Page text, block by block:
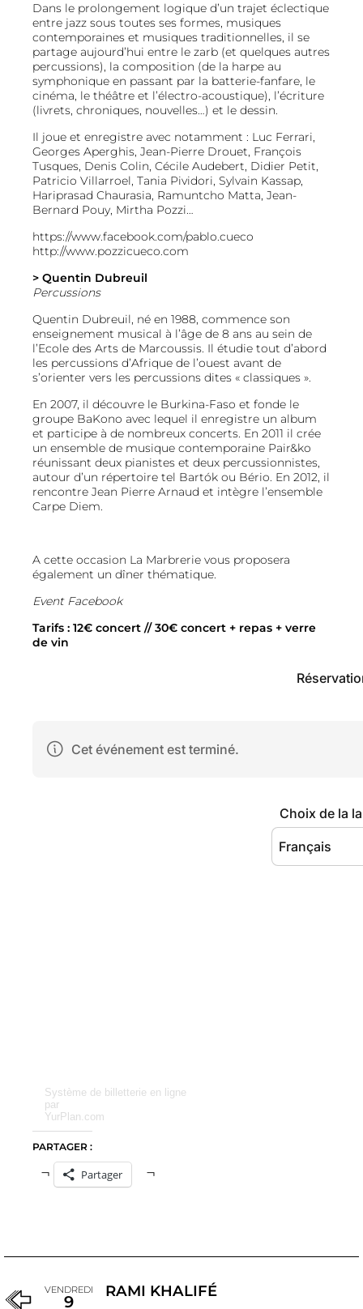
Dans le prolongement logique d’un trajet éclectique
entre jazz sous toutes ses formes, musiques
contemporaines et musiques traditionnelles, il se
partage aujourd’hui entre le zarb (et quelques autres
percussions), la composition (de la harpe au
symphonique en passant par la batterie-fanfare, le
cinéma, le théâtre et l’électro-acoustique), l’écriture
(livrets, chroniques, nouvelles…) et le dessin.
Il joue et enregistre avec notamment : Luc Ferrari,
Georges Aperghis, Jean-Pierre Drouet, François
Tusques, Denis Colin, Cécile Audebert, Didier Petit,
Patricio Villarroel, Tania Pividori, Sylvain Kassap,
Hariprasad Chaurasia, Ramuntcho Matta, Jean-
Bernard Pouy, Mirtha Pozzi…
https://www.facebook.com/pablo.cueco
http://www.pozzicueco.com
> Quentin Dubreuil
Percussions
Quentin Dubreuil, né en 1988, commence son
enseignement musical à l’âge de 8 ans au sein de
l’Ecole des Arts de Marcoussis. Il étudie tout d’abord
les percussions d’Afrique de l’ouest avant de
s’orienter vers les percussions dites « classiques ».
En 2007, il découvre le Burkina-Faso et fonde le
groupe BaKono avec lequel il enregistre un album
et participe à de nombreux concerts. En 2011 il crée
un ensemble de musique contemporaine Pair&ko
réunissant deux pianistes et deux percussionnistes,
autour d’un répertoire tel Bartók ou Bério. En 2012, il
rencontre Jean Pierre Arnaud et intègre l’ensemble
Carpe Diem.
A cette occasion La Marbrerie vous proposera
également un dîner thématique.
Event Facebook
Tarifs : 12€ concert // 30€ concert + repas + verre
de vin
Système de billetterie en ligne
par
YurPlan.com
PARTAGER :
Partager
VENDREDI
9
RAMI KHALIFÉ